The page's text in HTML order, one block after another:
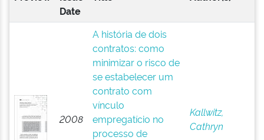
Date
2008
A história de dois
contratos: como
minimizar o risco de
se estabelecer um
contrato com
vínculo
empregatício no
processo de
Kallwitz,
Cathryn